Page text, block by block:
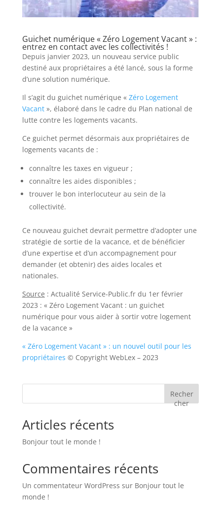
Guichet numérique « Zéro Logement Vacant » :
entrez en contact avec les collectivités !
Depuis janvier 2023, un nouveau service public
destiné aux propriétaires a été lancé, sous la forme
d’une solution numérique.
Il s’agit du guichet numérique « Zéro Logement
Vacant », élaboré dans le cadre du Plan national de
lutte contre les logements vacants.
Ce guichet permet désormais aux propriétaires de
logements vacants de :
connaître les taxes en vigueur ;
connaître les aides disponibles ;
trouver le bon interlocuteur au sein de la
collectivité.
Ce nouveau guichet devrait permettre d’adopter une
stratégie de sortie de la vacance, et de bénéficier
d’une expertise et d’un accompagnement pour
demander (et obtenir) des aides locales et
nationales.
Source : Actualité Service-Public.fr du 1er février
2023 : « Zéro Logement Vacant : un guichet
numérique pour vous aider à sortir votre logement
de la vacance »
« Zéro Logement Vacant » : un nouvel outil pour les
propriétaires © Copyright WebLex – 2023
Recher
cher
Articles récents
Bonjour tout le monde !
Commentaires récents
Un commentateur WordPress sur Bonjour tout le
monde !